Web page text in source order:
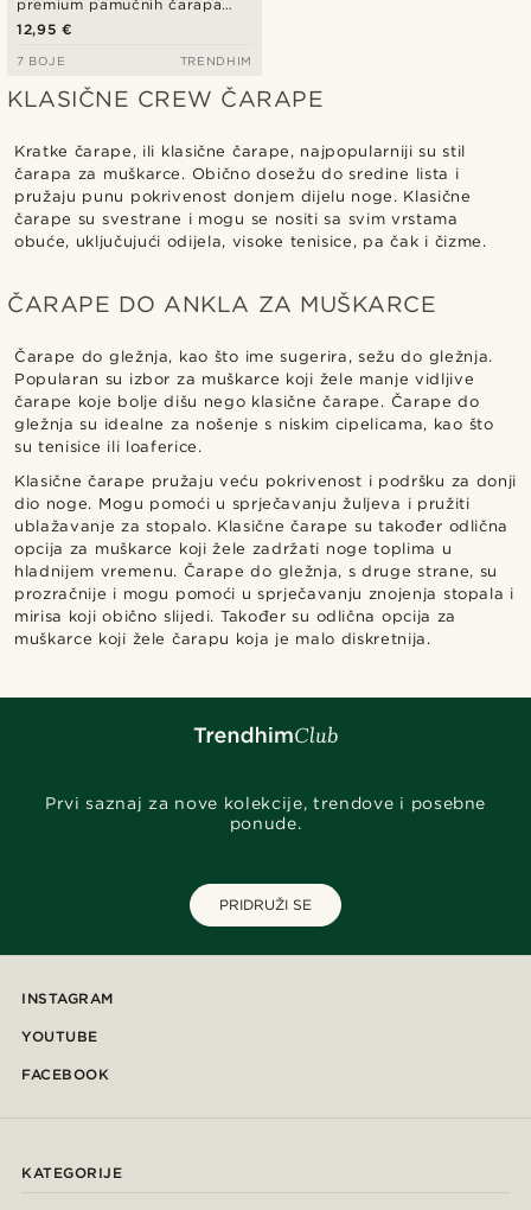
premium pamučnih čarapa
iznad gležnja
12,95 €
7 BOJE TRENDHIM
KLASIČNE CREW ČARAPE
Kratke čarape, ili klasične čarape, najpopularniji su stil
čarapa za muškarce. Obično dosežu do sredine lista i
pružaju punu pokrivenost donjem dijelu noge. Klasične
čarape su svestrane i mogu se nositi sa svim vrstama
obuće, uključujući odijela, visoke tenisice, pa čak i čizme.
ČARAPE DO ANKLA ZA MUŠKARCE
Čarape do gležnja, kao što ime sugerira, sežu do gležnja.
Popularan su izbor za muškarce koji žele manje vidljive
čarape koje bolje dišu nego klasične čarape. Čarape do
gležnja su idealne za nošenje s niskim cipelicama, kao što
su tenisice ili loaferice.
Klasične čarape pružaju veću pokrivenost i podršku za donji
dio noge. Mogu pomoći u sprječavanju žuljeva i pružiti
ublažavanje za stopalo. Klasične čarape su također odlična
opcija za muškarce koji žele zadržati noge toplima u
hladnijem vremenu. Čarape do gležnja, s druge strane, su
prozračnije i mogu pomoći u sprječavanju znojenja stopala i
mirisa koji obično slijedi. Također su odlična opcija za
muškarce koji žele čarapu koja je malo diskretnija.
Prvi saznaj za nove kolekcije, trendove i posebne
ponude.
PRIDRUŽI SE
INSTAGRAM
YOUTUBE
FACEBOOK
KATEGORIJE